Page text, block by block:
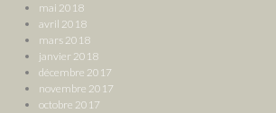
mai 2018
avril 2018
mars 2018
janvier 2018
décembre 2017
novembre 2017
octobre 2017